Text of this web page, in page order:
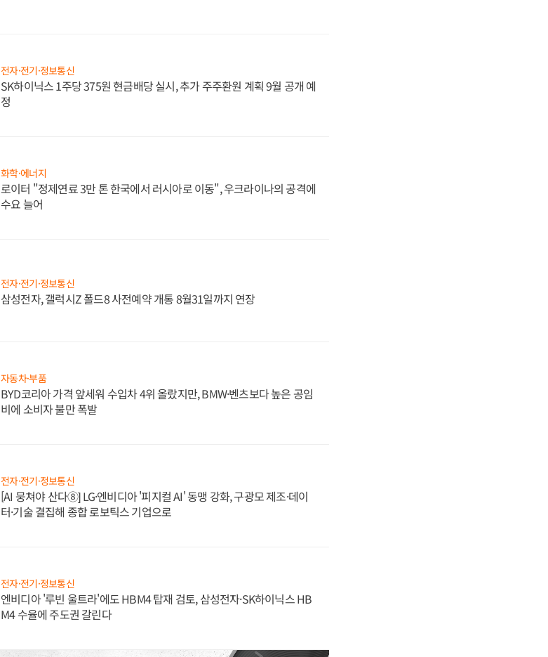
전자·전기·정보통신
SK하이닉스 1주당 375원 현금배당 실시, 추가 주주환원 계획 9월 공개 예
정
화학·에너지
로이터 "정제연료 3만 톤 한국에서 러시아로 이동", 우크라이나의 공격에
수요 늘어
전자·전기·정보통신
삼성전자, 갤럭시Z 폴드8 사전예약 개통 8월31일까지 연장
자동차·부품
BYD코리아 가격 앞세워 수입차 4위 올랐지만, BMW·벤츠보다 높은 공임
비에 소비자 불만 폭발
전자·전기·정보통신
[AI 뭉쳐야 산다⑧] LG·엔비디아 '피지컬 AI' 동맹 강화, 구광모 제조·데이
터·기술 결집해 종합 로보틱스 기업으로
전자·전기·정보통신
엔비디아 '루빈 울트라'에도 HBM4 탑재 검토, 삼성전자·SK하이닉스 HB
M4 수율에 주도권 갈린다